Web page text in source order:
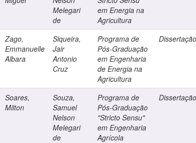
Melegari
de
em Energia na
Agricultura
Zago,
Emmanuelle
Albara
Siqueira,
Jair
Antonio
Cruz
Programa de
Pós-Graduação
em Engenharia
de Energia na
Agricultura
Dissertação
Soares,
Milton
Souza,
Samuel
Nelson
Melegari
de
Programa de
Pós-Graduação
"Stricto Sensu"
em Engenharia
Agrícola
Dissertação